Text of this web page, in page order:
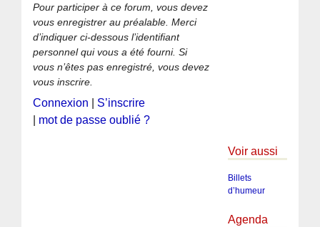
Pour participer à ce forum, vous devez
vous enregistrer au préalable. Merci
d’indiquer ci-dessous l’identifiant
personnel qui vous a été fourni. Si
vous n’êtes pas enregistré, vous devez
vous inscrire.
Connexion
S’inscrire
mot de passe oublié ?
Voir aussi
Billets
d’humeur
Agenda